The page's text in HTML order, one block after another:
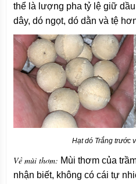
thể là lượng pha tỷ lệ giữ
dây, dó ngọt, dó dằn và tệ
Hạt dó Trắng trước
Về mùi thơm: Mùi thơm của
nhận biết, không có cái tự